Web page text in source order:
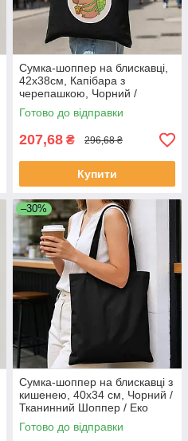
Сумка-шоппер на блискавці,
42х38см, Капібара з
черепашкою, Чорний /
Тканинний шопер з принтом /
Сумка для покупок
Готово до відправки
207,68 ₴ 296,68 ₴
Купити
–30%
Сумка-шоппер на блискавці з
кишенею, 40х34 см, Чорний /
Тканинний Шоппер / Еко
сумка шоппер / Тканинна
сумка
Готово до відправки